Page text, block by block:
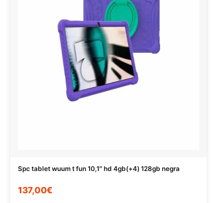
Spc tablet wuum t fun 10,1″ hd 4gb(+4) 128gb negra
137,00€